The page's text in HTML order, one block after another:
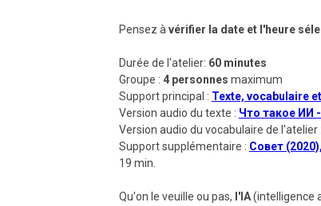
Pensez àvérifier la date et l'heure
Durée de l'atelier: 60 minutes
Groupe : 4 personnes maximum
Support principal : Texte, vocabulaire
Version audio du texte : Что такое ИИ
Version audio du vocabulaire de l'atelier :
Support supplémentaire : Совет (2020),
19 min.
Qu'on le veuille ou pas, l'IA(intelligence